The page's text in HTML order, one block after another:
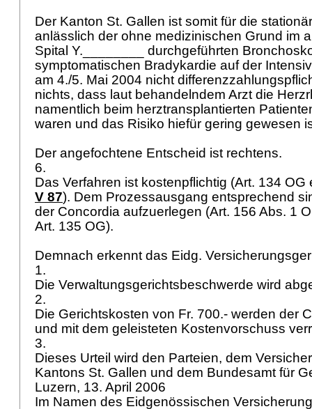
Der Kanton St. Gallen ist somit für die
anlässlich der ohne medizinischen Grund im
Spital Y.________ durchgeführten
symptomatischen Bradykardie auf der
am 4./5. Mai 2004 nicht
nichts, dass laut behandelndem Arzt die
namentlich beim herztransplantierten
waren und das Risiko hiefür gering gewesen
Der angefochtene Entscheid ist rechtens.
6.
Das Verfahren ist kostenpflichtig (Art. 134 OG
V 87). Dem Prozessausgang entsprechend
der Concordia aufzuerlegen (Art. 156 Abs. 1
Art. 135 OG).
Demnach erkennt das Eidg.
1.
Die Verwaltungsgerichtsbeschwerde wird
2.
Die Gerichtskosten von Fr. 700.- werden der
und mit dem geleisteten Kostenvorschuss
3.
Dieses Urteil wird den Parteien, dem
Kantons St. Gallen und dem Bundesamt für
Luzern, 13. April 2006
Im Namen des Eidgenössischen